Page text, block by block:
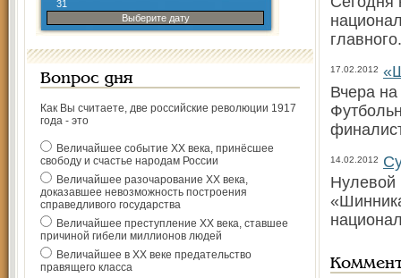
31
Выберите дату
Вопрос дня
Как Вы считаете, две российские революции 1917
года - это
Величайшее событие ХХ века, принёсшее
свободу и счастье народам России
Величайшее разочарование ХХ века,
доказавшее невозможность построения
справедливого государства
Величайшее преступление ХХ века, ставшее
причиной гибели миллионов людей
Величайшее в ХХ веке предательство
правящего класса
17.02.2012
Вчера
14.02.2012
Нулевой